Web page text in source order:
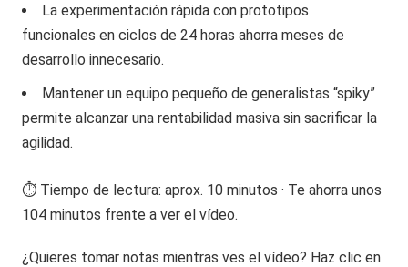
La experimentación rápida con prototipos
funcionales en ciclos de 24 horas ahorra meses de
desarrollo innecesario.
Mantener un equipo pequeño de generalistas “spiky”
permite alcanzar una rentabilidad masiva sin sacrificar la
agilidad.
⏱️ Tiempo de lectura: aprox. 10 minutos · Te ahorra unos
104 minutos frente a ver el vídeo.
¿Quieres tomar notas mientras ves el vídeo? Haz clic en